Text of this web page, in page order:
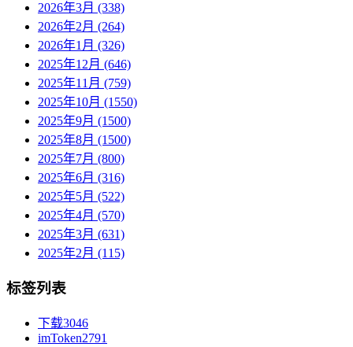
2026年3月 (338)
2026年2月 (264)
2026年1月 (326)
2025年12月 (646)
2025年11月 (759)
2025年10月 (1550)
2025年9月 (1500)
2025年8月 (1500)
2025年7月 (800)
2025年6月 (316)
2025年5月 (522)
2025年4月 (570)
2025年3月 (631)
2025年2月 (115)
标签列表
下载3046
imToken2791